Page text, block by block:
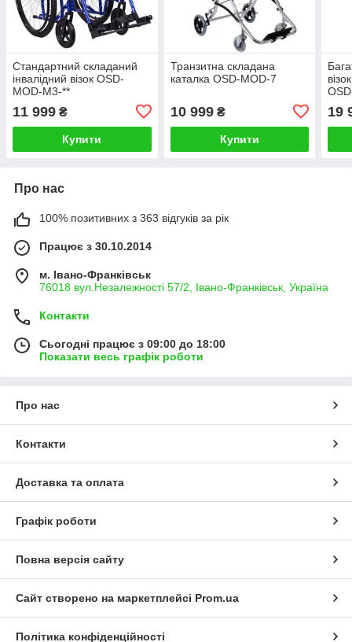
Стандартний складаний
інвалідний візок OSD-
MOD-M3-**
11 999 ₴
Купити
Транзитна складана
каталка OSD-MOD-7
10 999₴
Купити
19
Про нас
100% позитивних з 363 відгуків за рік
Працює з 30.10.2014
м. Івано-Франківськ
76018 вул.Незалежності 57/2, Івано-Франківськ, Україна
Контакти
Сьогодні працює з 09:00 до 18:00
Показати весь графік роботи
Про нас
Контакти
Доставка та оплата
Графік роботи
Повна версія сайту
Сайт створено на маркетплейсі Prom.ua
Політика конфіденційності